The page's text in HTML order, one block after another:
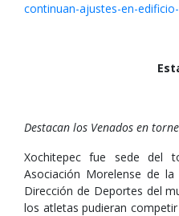
continuan-ajustes-en-
Destacan los Venados en
Xochitepec fue sede del
Asociación Morelense de
Dirección de Deportes del
los atletas pudieran